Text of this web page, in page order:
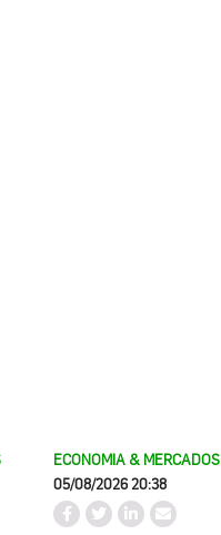
ECONOMIA & MERCADOS
05/08/2026 20:38